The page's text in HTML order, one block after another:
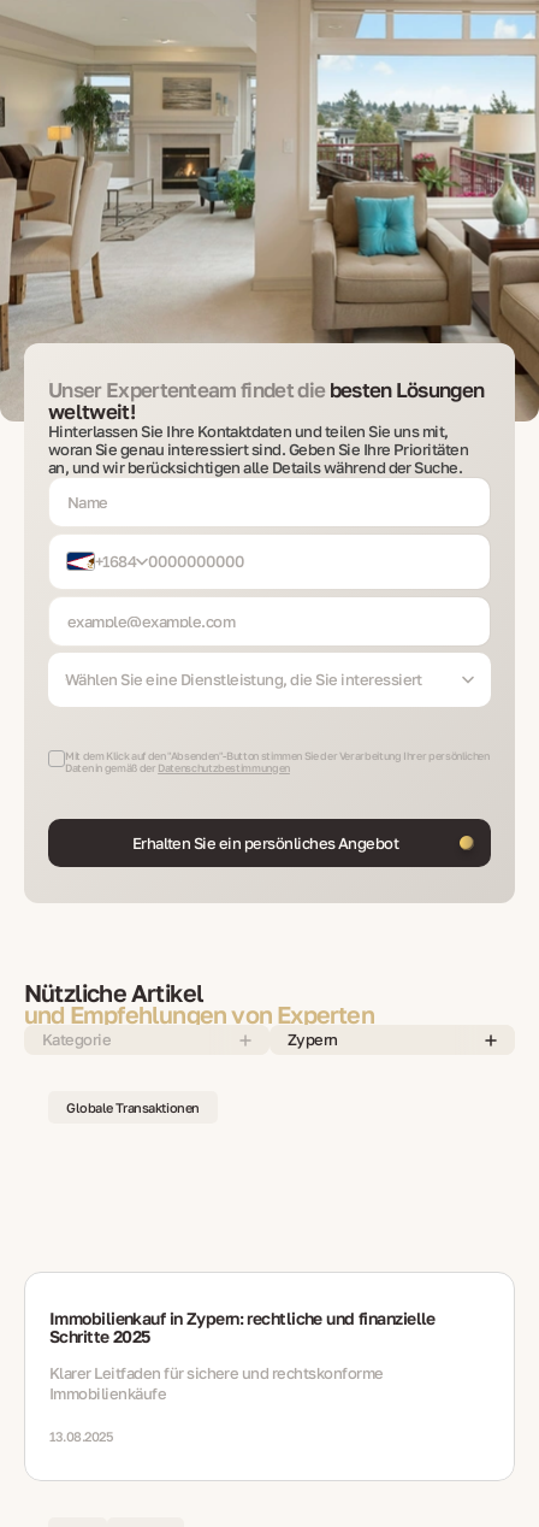
Unser Expertenteam findet diebesten Lösungen
weltweit!
Hinterlassen Sie Ihre Kontaktdaten und teilen Sie uns mit,
woran Sie genau interessiert sind. Geben Sie Ihre Prioritäten
an, und wir berücksichtigen alle Details während der Suche.
+1684
Wählen Sie eine Dienstleistung, die Sie interessiert
Mit dem Klick auf den "Absenden"-Button stimmen Sie der Verarbeitung Ihrer persönlichen
Daten in gemäß der Datenschutzbestimmungen
Erhalten Sie ein persönliches Angebot
Nützliche Artikel
und Empfehlungen von Experten
Kategorie Zypern
Globale Transaktionen
Immobilienkauf in Zypern: rechtliche und finanzielle
Schritte 2025
Klarer Leitfaden für sichere und rechtskonforme
Immobilienkäufe
13.08.2025